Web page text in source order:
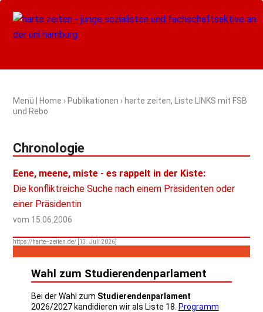
Menü Home › Publikationen › harte zeiten, Liste LINKS mit FSB
und Rebo
Chronologie
Eene, meene, miste - es rappelt in der Kiste:
Die konfliktreiche Suche nach einem Präsidenten oder
einer Präsidentin
vom 15.06.2006
https://harte--zeiten.de/ [13. Juli 2026]
Wahl zum Studierendenparlament
Bei der Wahl zum Studierendenparlament
2026/2027 kandidieren wir als Liste 18. Programm